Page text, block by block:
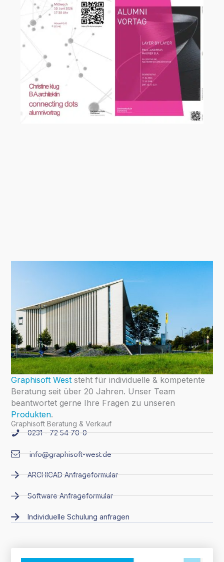
Graphisoft Weststeht für individuelle & kompetente
Beratung seit über 20 Jahren. Unser Team
beantwortet gerne Ihre Fragen zu unseren
Produkten.
Graphisoft Beratung & Verkauf
0231 - 72 54 70-0
info@graphisoft-west.de
ARCHICAD Anfrageformular
Software Anfrageformular
Individuelle Schulung anfragen